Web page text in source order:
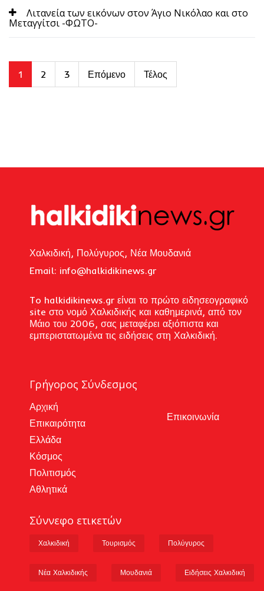
Λιτανεία των εικόνων στον Άγιο Νικόλαο και στο
Μεταγγίτσι -ΦΩΤΟ-
1 2 3 Επόμενο Τέλος
Χαλκιδική, Πολύγυρος, Νέα Μουδανιά
Email: info@halkidikinews.gr
To halkidikinews.gr είναι το πρώτο ειδησεογραφικό
site στο νομό Χαλκιδικής και καθημερινά, από τον
Μάιο του 2006, σας μεταφέρει αξιόπιστα και
εμπεριστατωμένα τις ειδήσεις στη Χαλκιδική.
Γρήγορος Σύνδεσμος
Αρχική
Επικαιρότητα
Ελλάδα
Κόσμος
Πολιτισμός
Αθλητικά
Επικοινωνία
Σύννεφο ετικετών
Χαλκιδική Τουρισμός Πολύγυρος
Νέα Χαλκιδικής Μουδανιά Ειδήσεις Χαλκιδική